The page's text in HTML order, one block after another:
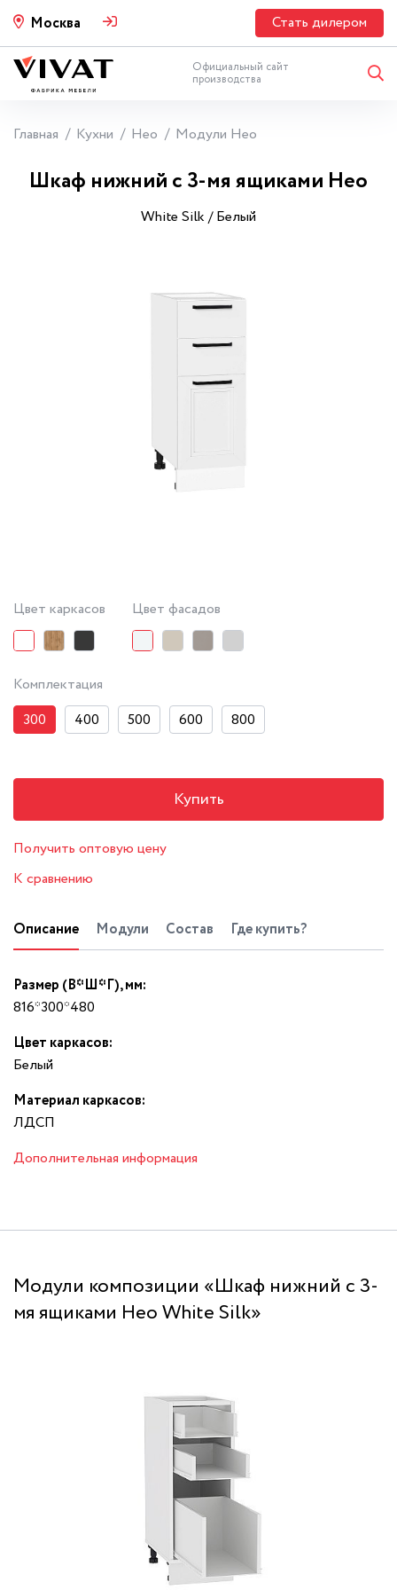
Москва Стать дилером
Официальный сайт
производства
Главная Кухни Нео Модули Нео
Шкаф нижний с 3-мя ящиками Нео
White Silk / Белый
Цвет каркасов Цвет фасадов
Комплектация
300
400 500 600 800
Купить
Получить оптовую цену
К сравнению
Описание Модули Состав Где купить?
Размер (В*Ш*Г), мм:
816*300*480
Цвет каркасов:
Белый
Материал каркасов:
ЛДСП
Дополнительная информация
Модули композиции «Шкаф нижний с 3-
мя ящиками Нео White Silk»